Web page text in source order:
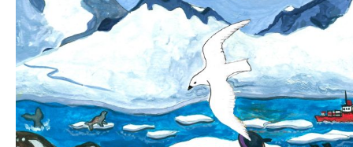
GALERIA DE FOTOS
APP MÓVIL
TRANSPARENCIA